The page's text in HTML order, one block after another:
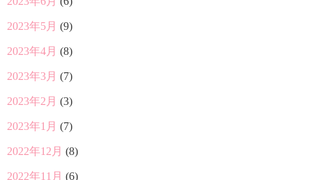
2023年5月 (9)
2023年4月 (8)
2023年3月 (7)
2023年2月 (3)
2023年1月 (7)
2022年12月 (8)
2022年11月 (6)